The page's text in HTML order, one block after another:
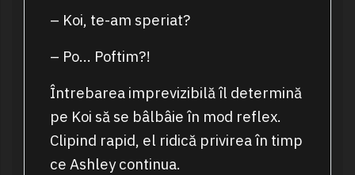
– Koi, te-am speriat?
– Po… Poftim?!
Întrebarea imprevizibilă îl determină
pe Koi să se bâlbâie în mod reflex.
Clipind rapid, el ridică privirea în timp
ce Ashley continua.